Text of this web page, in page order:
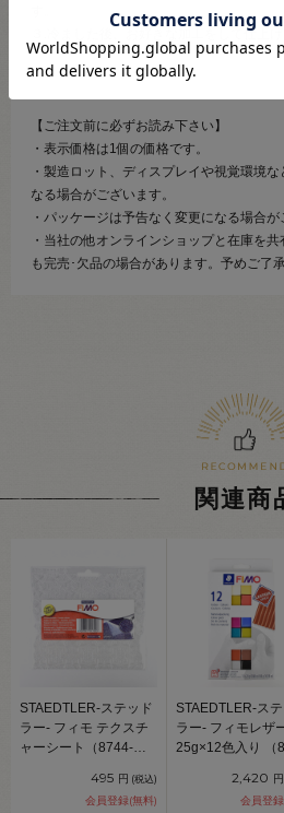
３.冷ました後、お好きな加工をして仕上げ
【ご注文前に必ずお読み下さい】
・表示価格は1個の価格です。
・製造ロット、ディスプレイや視覚環境
なる場合がございます。
・パッケージは予告なく変更になる場合が
・当社の他オンラインショップと在庫を
も完売･欠品の場合があります。予めご了承
関連商
STAEDTLER-ステッド
ラー- フィモ テクスチ
ャーシート（8744-
495 円 (税込)
会員登録(無料)
STAEDTLER-ス
ラー- フィモレザ
25g×12色入り （
2,420 円
会員登